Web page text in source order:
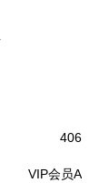
406
VIP会员A